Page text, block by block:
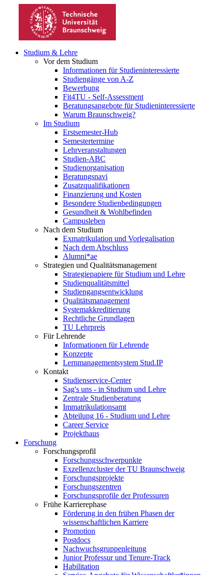
Studium & Lehre
Vor dem Studium
Informationen für Studieninteressierte
Studiengänge von A-Z
Bewerbung
Fit4TU - Self-Assessment
Beratungsangebote für Studieninteressierte
Warum Braunschweig?
Im Studium
Erstsemester-Hub
Semestertermine
Lehrveranstaltungen
Studien-ABC
Studienorganisation
Beratungsnavi
Zusatzqualifikationen
Finanzierung und Kosten
Besondere Studienbedingungen
Gesundheit & Wohlbefinden
Campusleben
Nach dem Studium
Exmatrikulation und Vorlegalisation
Nach dem Abschluss
Alumni*ae
Strategien und Qualitätsmanagement
Strategiepapiere für Studium und Lehre
Studienqualitätsmittel
Studiengangsentwicklung
Qualitätsmanagement
Systemakkreditierung
Rechtliche Grundlagen
TU Lehrpreis
Für Lehrende
Informationen für Lehrende
Konzepte
Lernmanagementsystem Stud.IP
Kontakt
Studienservice-Center
Sag's uns - in Studium und Lehre
Zentrale Studienberatung
Immatrikulationsamt
Abteilung 16 - Studium und Lehre
Career Service
Projekthaus
Forschung
Forschungsprofil
Forschungsschwerpunkte
Exzellenzcluster der TU Braunschweig
Forschungsprojekte
Forschungszentren
Forschungsprofile der Professuren
Frühe Karrierephase
Förderung in den frühen Phasen der
wissenschaftlichen Karriere
Promotion
Postdocs
Nachwuchsgruppenleitung
Junior Professur und Tenure-Track
Habilitation